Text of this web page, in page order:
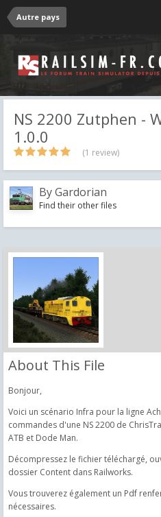
Autre pays
NS 2200 Zutphen -
1.0.0
(1 review)
ByGardorian
Find their other files
About This File
Bonjour,
Voici un scénario Infra pour la ligne
commandes d'une NS 2200 de
ATB et Dode Man.
Décompressez le fichier téléchargé,
dossier Content dans Railworks.
Vous trouverez également un Pdf
nécessaires.